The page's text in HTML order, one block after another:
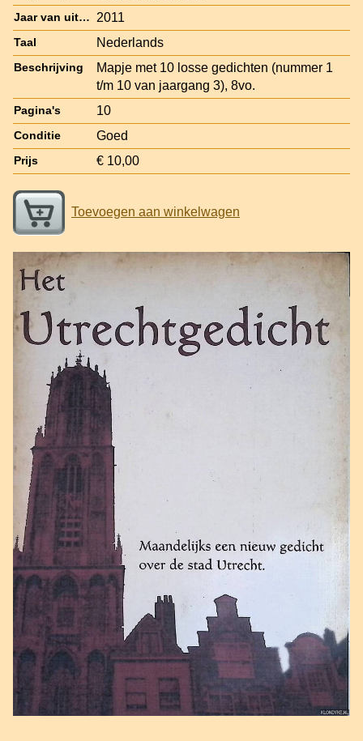
Jaar van uitgave 2011
Taal Nederlands
Beschrijving
Mapje met 10 losse gedichten (nummer 1
t/m 10 van jaargang 3), 8vo.
Pagina's 10
Conditie Goed
Prijs € 10,00
Toevoegen aan winkelwagen